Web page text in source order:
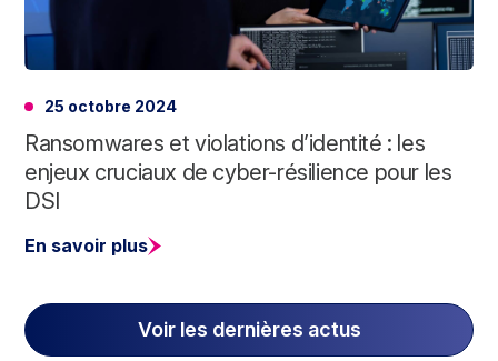
25 octobre 2024
Ransomwares et violations d’identité : les
enjeux cruciaux de cyber-résilience pour les
DSI
En savoir plus
Voir les dernières actus